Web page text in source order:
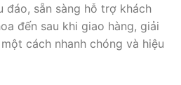
đáo, sẵn sàng hỗ trợ khách
đến sau khi giao hàng, giải
cách nhanh chóng và hiệu